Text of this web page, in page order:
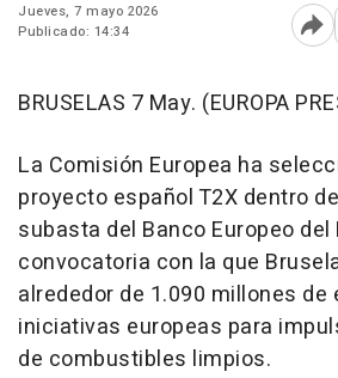
Jueves, 7 mayo 2026
Publicado: 14:34
BRUSELAS 7 May. (EUROPA
La Comisión Europea ha
proyecto español T2X dentro
subasta del Banco Europeo del
convocatoria con la que
alrededor de 1.090 millones de
iniciativas europeas para
de combustibles limpios.